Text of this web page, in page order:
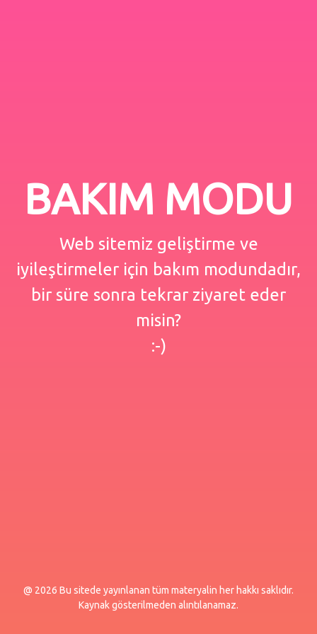
BAKIM MODU
Web sitemiz geliştirme ve
iyileştirmeler için bakım modundadır,
bir süre sonra tekrar ziyaret eder
misin?
:-)
@ 2026 Bu sitede yayınlanan tüm materyalin her hakkı saklıdır.
Kaynak gösterilmeden alıntılanamaz.